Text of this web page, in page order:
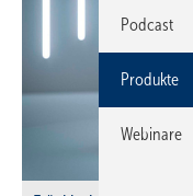
Podcast
Produkte
Webinare